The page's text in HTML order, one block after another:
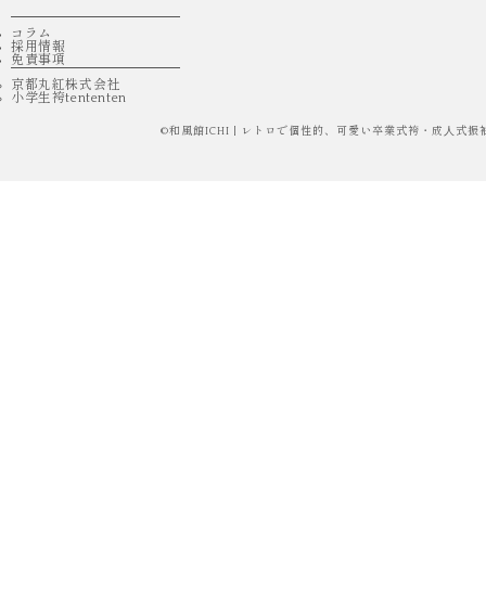
コラム
採用情報
免責事項
京都丸紅株式会社
小学生袴tententen
©和風館ICHI | レトロで個性的、可愛い卒業式袴・成⼈式振